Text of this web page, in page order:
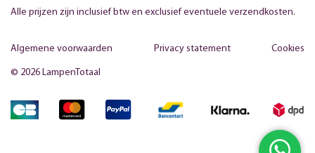
Alle prijzen zijn inclusief btw en exclusief eventuele verzendkosten.
© 2026 LampenTotaal
Algemene voorwaarden Privacy statement Cookies